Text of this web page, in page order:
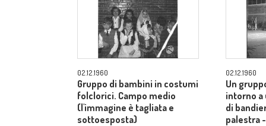
02.12.1960
Gruppo di bambini in costumi
folclorici. Campo medio
(l'immagine è tagliata e
sottoesposta)
02.12.1960
Un
intorno a
di
palestra